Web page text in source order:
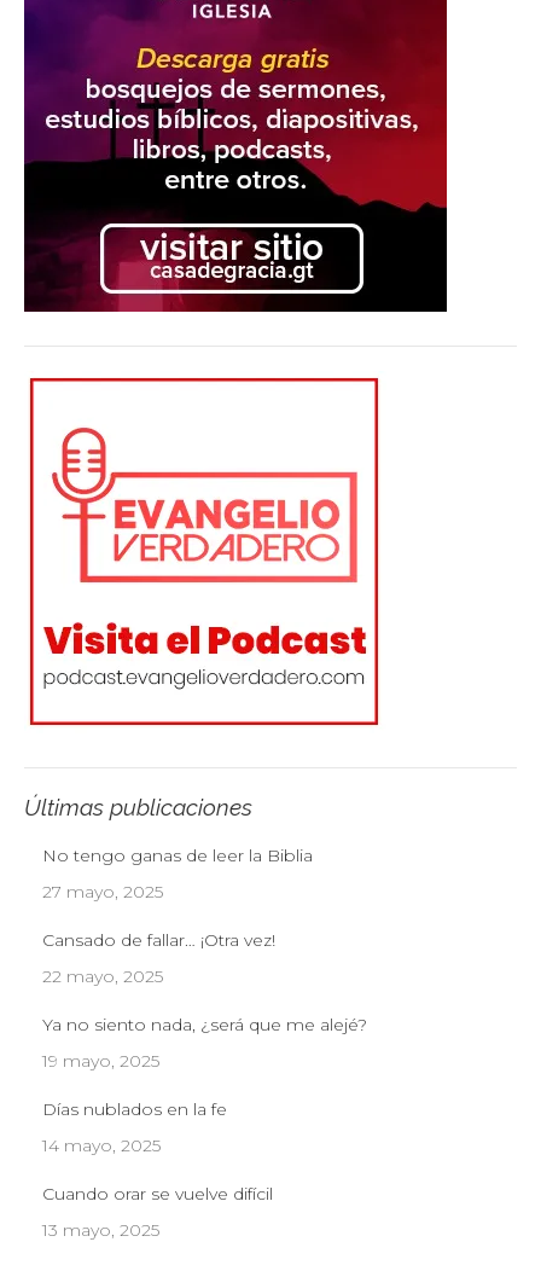
Últimas publicaciones
No tengo ganas de leer la Biblia
27 mayo, 2025
Cansado de fallar… ¡Otra vez!
22 mayo, 2025
Ya no siento nada, ¿será que me alejé?
19 mayo, 2025
Días nublados en la fe
14 mayo, 2025
Cuando orar se vuelve difícil
13 mayo, 2025